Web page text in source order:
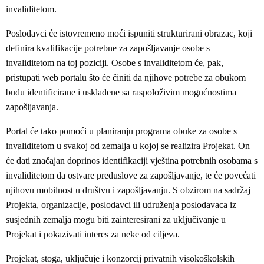
invaliditetom.
Poslodavci će istovremeno moći ispuniti strukturirani obrazac, koji
definira kvalifikacije potrebne za zapošljavanje osobe s
invaliditetom na toj poziciji. Osobe s invaliditetom će, pak,
pristupati web portalu što će činiti da njihove potrebe za obukom
budu identificirane i usklađene sa raspoloživim mogućnostima
zapošljavanja.
Portal će tako pomoći u planiranju programa obuke za osobe s
invaliditetom u svakoj od zemalja u kojoj se realizira Projekat. On
će dati značajan doprinos identifikaciji vještina potrebnih osobama s
invaliditetom da ostvare preduslove za zapošljavanje, te će povećati
njihovu mobilnost u društvu i zapošljavanju. S obzirom na sadržaj
Projekta, organizacije, poslodavci ili udruženja poslodavaca iz
susjednih zemalja mogu biti zainteresirani za uključivanje u
Projekat i pokazivati interes za neke od ciljeva.
Projekat, stoga, uključuje i konzorcij privatnih visokoškolskih